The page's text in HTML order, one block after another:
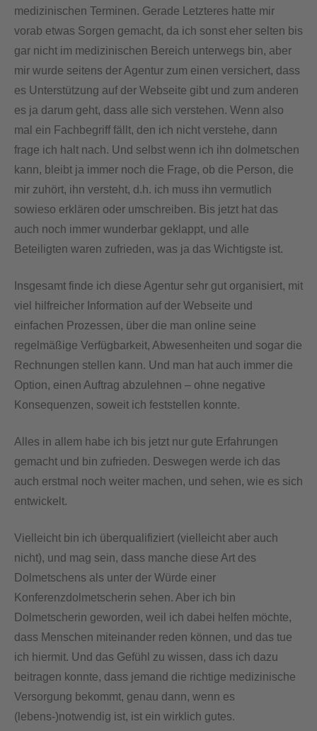
medizinischen Terminen. Gerade Letzteres hatte mir
vorab etwas Sorgen gemacht, da ich sonst eher selten bis
gar nicht im medizinischen Bereich unterwegs bin, aber
mir wurde seitens der Agentur zum einen versichert, dass
es Unterstützung auf der Webseite gibt und zum anderen
es ja darum geht, dass alle sich verstehen. Wenn also
mal ein Fachbegriff fällt, den ich nicht verstehe, dann
frage ich halt nach. Und selbst wenn ich ihn dolmetschen
kann, bleibt ja immer noch die Frage, ob die Person, die
mir zuhört, ihn versteht, d.h. ich muss ihn vermutlich
sowieso erklären oder umschreiben. Bis jetzt hat das
auch noch immer wunderbar geklappt, und alle
Beteiligten waren zufrieden, was ja das Wichtigste ist.
Insgesamt finde ich diese Agentur sehr gut organisiert, mit
viel hilfreicher Information auf der Webseite und
einfachen Prozessen, über die man online seine
regelmäßige Verfügbarkeit, Abwesenheiten und sogar die
Rechnungen stellen kann. Und man hat auch immer die
Option, einen Auftrag abzulehnen – ohne negative
Konsequenzen, soweit ich feststellen konnte.
Alles in allem habe ich bis jetzt nur gute Erfahrungen
gemacht und bin zufrieden. Deswegen werde ich das
auch erstmal noch weiter machen, und sehen, wie es sich
entwickelt.
Vielleicht bin ich überqualifiziert (vielleicht aber auch
nicht), und mag sein, dass manche diese Art des
Dolmetschens als unter der Würde einer
Konferenzdolmetscherin sehen. Aber ich bin
Dolmetscherin geworden, weil ich dabei helfen möchte,
dass Menschen miteinander reden können, und das tue
ich hiermit. Und das Gefühl zu wissen, dass ich dazu
beitragen konnte, dass jemand die richtige medizinische
Versorgung bekommt, genau dann, wenn es
(lebens-)notwendig ist, ist ein wirklich gutes.